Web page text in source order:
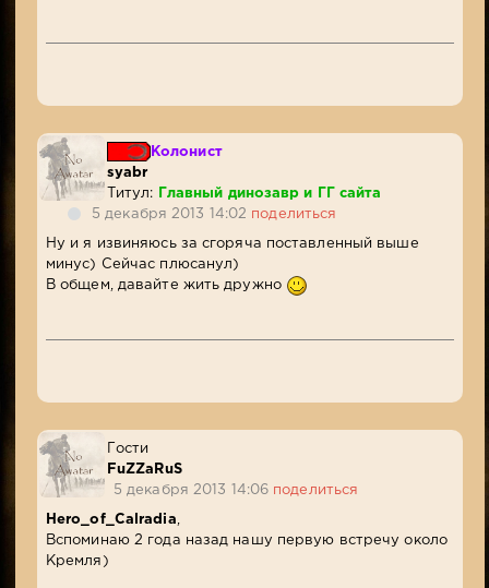
Колонист
syabr
Титул:
Главный динозавр и ГГ сайта
5 декабря 2013 14:02 поделиться
Ну и я извиняюсь за сгоряча поставленный выше
минус) Сейчас плюсанул)
В общем, давайте жить дружно
Гости
FuZZaRuS
5 декабря 2013 14:06 поделиться
Hero_of_Calradia
Вспоминаю 2 года назад нашу первую встречу около
Кремля)